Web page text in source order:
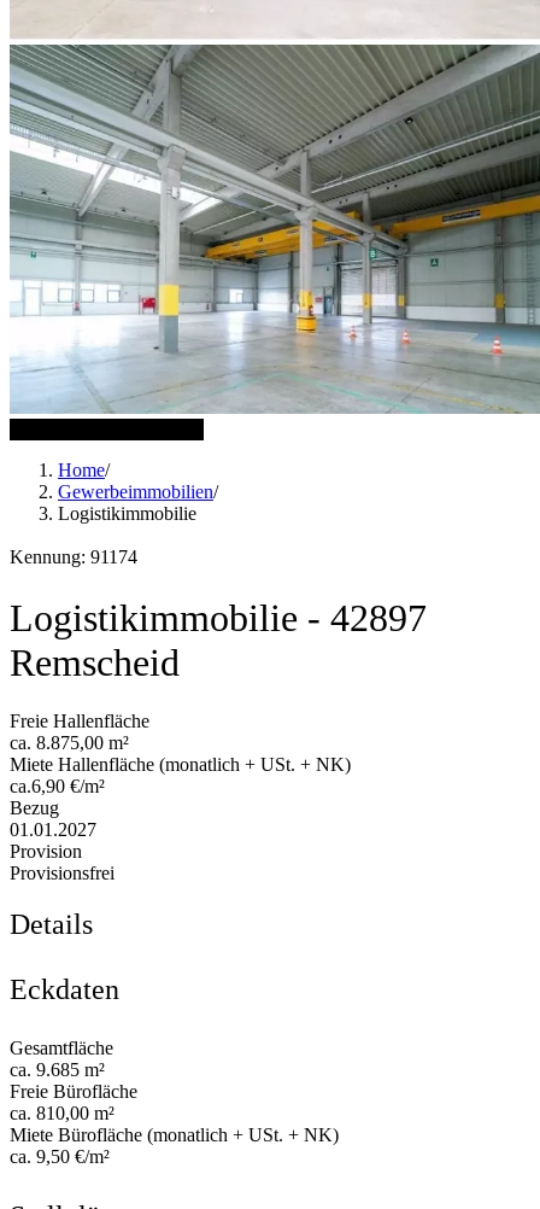
Home/
Gewerbeimmobilien/
Logistikimmobilie
Kennung: 91174
Logistikimmobilie - 42897
Remscheid
Freie Hallenfläche
ca. 8.875,00 m²
Miete Hallenfläche (monatlich + USt. + NK)
ca.6,90 €/m²
Bezug
01.01.2027
Provision
Provisionsfrei
Details
Eckdaten
Gesamtfläche
ca. 9.685 m²
Freie Bürofläche
ca. 810,00 m²
Miete Bürofläche (monatlich + USt. + NK)
ca. 9,50 €/m²